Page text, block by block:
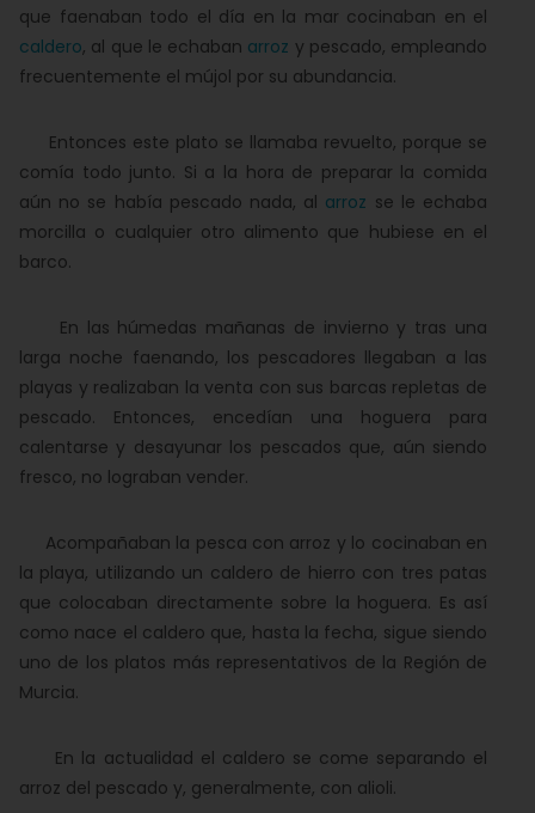
que faenaban todo el día en la mar cocinaban en el
caldero, al que le echaban arroz y pescado, empleando
frecuentemente el mújol por su abundancia.
Entonces este plato se llamaba revuelto, porque se
comía todo junto. Si a la hora de preparar la comida
aún no se había pescado nada, al arroz se le echaba
morcilla o cualquier otro alimento que hubiese en el
barco.
En las húmedas mañanas de invierno y tras una
larga noche faenando, los pescadores llegaban a las
playas y realizaban la venta con sus barcas repletas de
pescado. Entonces, encedían una hoguera para
calentarse y desayunar los pescados que, aún siendo
fresco, no lograban vender.
Acompañaban la pesca con arroz y lo cocinaban en
la playa, utilizando un caldero de hierro con tres patas
que colocaban directamente sobre la hoguera. Es así
como nace el caldero que, hasta la fecha, sigue siendo
uno de los platos más representativos de la Región de
Murcia.
En la actualidad el caldero se come separando el
arroz del pescado y, generalmente, con alioli.